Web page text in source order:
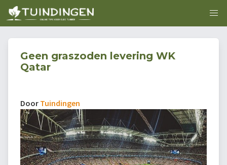
Geen graszoden levering WK
Qatar
Door Tuindingen